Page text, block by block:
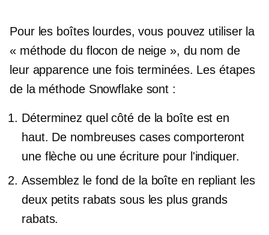
Pour les boîtes lourdes, vous pouvez utiliser la
« méthode du flocon de neige », du nom de
leur apparence une fois terminées. Les étapes
de la méthode Snowflake sont :
Déterminez quel côté de la boîte est en
haut. De nombreuses cases comporteront
une flèche ou une écriture pour l'indiquer.
Assemblez le fond de la boîte en repliant les
deux petits rabats sous les plus grands
rabats.